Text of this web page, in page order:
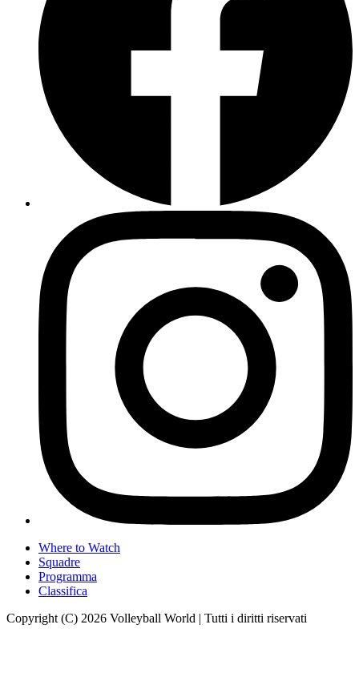
Where to Watch
Squadre
Programma
Classifica
Copyright (C) 2026 Volleyball World | Tutti i diritti riservati